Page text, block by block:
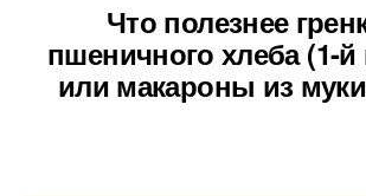
Что полезнее
пшеничного хлеба (1-й
или макароны из